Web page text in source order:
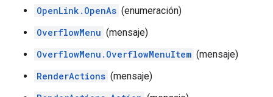
OpenLink.OpenAs (enumeración)
OverflowMenu (mensaje)
OverflowMenu.OverflowMenuItem (mensaje)
RenderActions (mensaje)